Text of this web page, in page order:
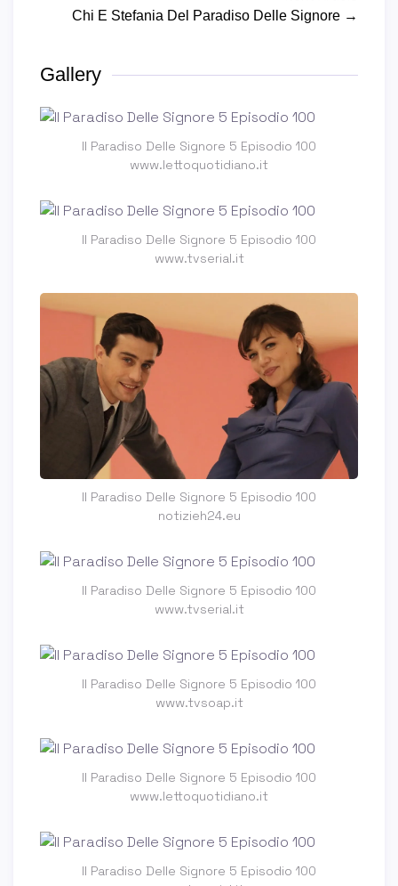
Chi E Stefania Del Paradiso Delle Signore →
Gallery
Il Paradiso Delle Signore 5 Episodio 100
www.lettoquotidiano.it
Il Paradiso Delle Signore 5 Episodio 100
www.tvserial.it
Il Paradiso Delle Signore 5 Episodio 100
notizieh24.eu
Il Paradiso Delle Signore 5 Episodio 100
www.tvserial.it
Il Paradiso Delle Signore 5 Episodio 100
www.tvsoap.it
Il Paradiso Delle Signore 5 Episodio 100
www.lettoquotidiano.it
Il Paradiso Delle Signore 5 Episodio 100